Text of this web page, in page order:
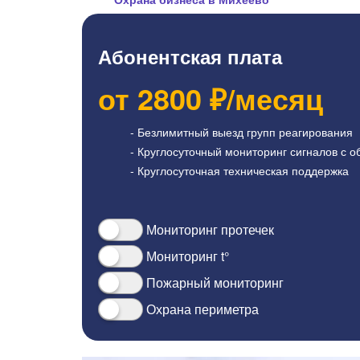
Абонентская плата
от 2800 ₽/месяц
- Безлимитный выезд групп реагирования
- Круглосуточный мониторинг сигналов с
- Круглосуточная техническая поддержка
Мониторинг протечек
Мониторинг t°
Пожарный мониторинг
Охрана периметра